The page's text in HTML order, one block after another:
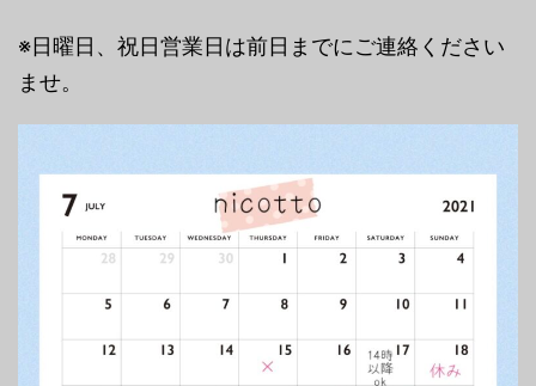
※日曜日、祝日営業日は前日までにご連絡ください
ませ。